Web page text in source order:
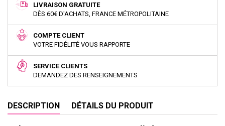
LIVRAISON GRATUITE
DÈS 60€ D'ACHATS, FRANCE MÉTROPOLITAINE
COMPTE CLIENT
VOTRE FIDÉLITÉ VOUS RAPPORTE
SERVICE CLIENTS
DEMANDEZ DES RENSEIGNEMENTS
DESCRIPTION DÉTAILS DU PRODUIT